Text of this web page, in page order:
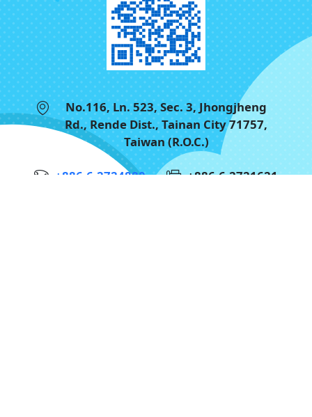
No.116, Ln. 523, Sec. 3, Jhongjheng
Rd., Rende Dist., Tainan City 71757,
Taiwan (R.O.C.)
+886-6-2724880 +886-6-2721621